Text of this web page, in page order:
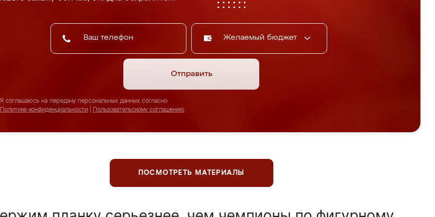
Желаемый бюджет
Отправить
Я соглашаюсь на передачу персональных данных согласно
Политике конфиденциальности
Пользовательскому соглашению
ПОСМОТРЕТЬ МАТЕРИАЛЫ